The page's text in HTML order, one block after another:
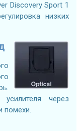
Discovery Sport 1
низких
через
помехи.